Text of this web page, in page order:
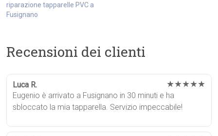
riparazione tapparelle PVC a
Fusignano
Recensioni dei clienti
Luca R. ★★★★★
Eugenio è arrivato a Fusignano in 30 minuti e ha
sbloccato la mia tapparella. Servizio impeccabile!